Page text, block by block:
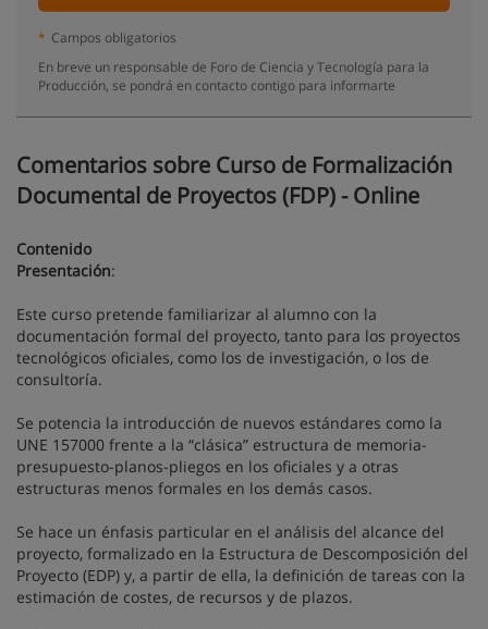
* Campos obligatorios
En breve un responsable de Foro de Ciencia y Tecnología para la
Producción, se pondrá en contacto contigo para informarte
Comentarios sobre Curso de Formalización
Documental de Proyectos (FDP) - Online
Contenido
Presentación:
Este curso pretende familiarizar al alumno con la
documentación formal del proyecto, tanto para los proyectos
tecnológicos oficiales, como los de investigación, o los de
consultoría.
Se potencia la introducción de nuevos estándares como la
UNE 157000 frente a la “clásica” estructura de memoria-
presupuesto-planos-pliegos en los oficiales y a otras
estructuras menos formales en los demás casos.
Se hace un énfasis particular en el análisis del alcance del
proyecto, formalizado en la Estructura de Descomposición del
Proyecto (EDP) y, a partir de ella, la definición de tareas con la
estimación de costes, de recursos y de plazos.